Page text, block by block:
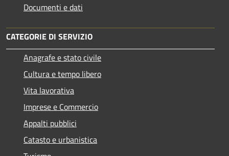
Documenti e dati
CATEGORIE DI SERVIZIO
Anagrafe e stato civile
Cultura e tempo libero
Vita lavorativa
Imprese e Commercio
Appalti pubblici
Catasto e urbanistica